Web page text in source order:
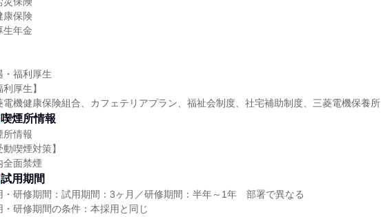
康保険
生年金
・福利厚生
利厚生】
電機健康保険組合、カフェテリアプラン、福祉会制度、社宅補助制度、三菱電機保養所
喫煙所情報
所情報
動喫煙対策】
全面禁煙
試用期間
・研修期間：試用期間：3ヶ月／研修期間：半年～1年　部署で異なる